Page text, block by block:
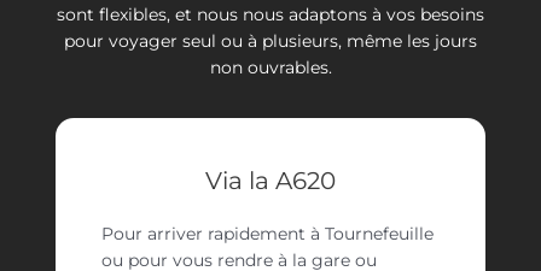
sont flexibles, et nous nous adaptons à vos besoins
pour voyager seul ou à plusieurs, même les jours
non ouvrables.
Via la A620
Pour arriver rapidement à Tournefeuille
ou pour vous rendre à la gare ou